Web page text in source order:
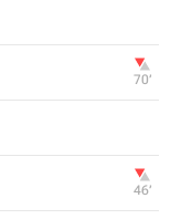
70‎’‎
46‎’‎